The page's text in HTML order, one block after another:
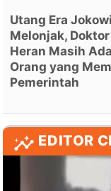
Utang Era Jokowi
Melonjak,
Heran Masih Ada
Orang yang
Pemerintah
EDITOR